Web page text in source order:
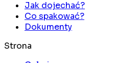
Jak dojechać?
Co spakować?
Dokumenty
Strona